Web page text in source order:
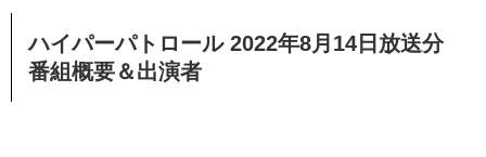
ハイパーパトロール 2022年8月14日放送分
番組概要＆出演者